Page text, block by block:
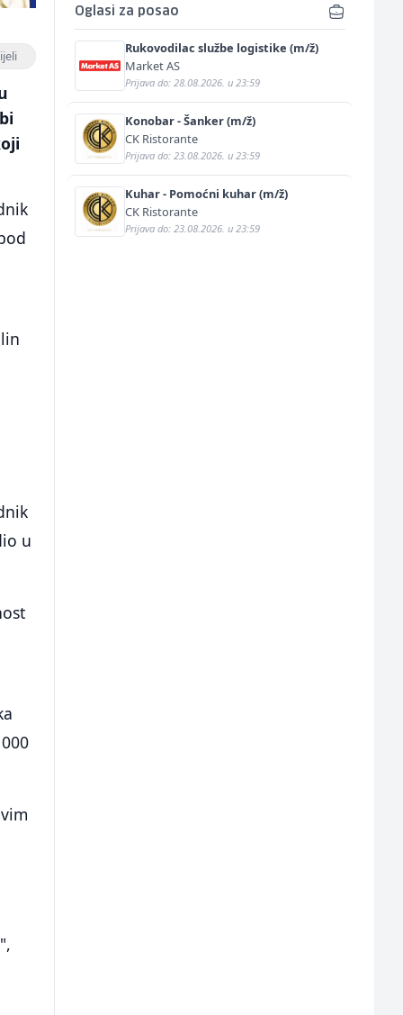
u
Oglasi za posao
Rukovodilac službe logistike (m/ž)
Market AS
Prijava do: 28.08.2026. u 23:59
Konobar - Šanker (m/ž)
CK Ristorante
Prijava do: 23.08.2026. u 23:59
Kuhar - Pomoćni kuhar (m/ž)
CK Ristorante
Prijava do: 23.08.2026. u 23:59